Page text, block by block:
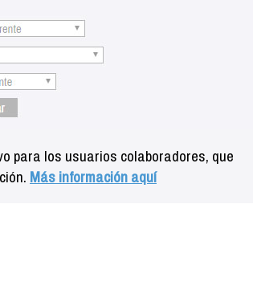
para los usuarios colaboradores, que
Más información aquí